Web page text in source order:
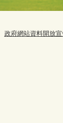
政府網站資料開放